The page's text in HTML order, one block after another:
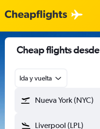
Cheap flights
Ida y vuelta
Nueva York (NYC)
Liverpool (LPL)